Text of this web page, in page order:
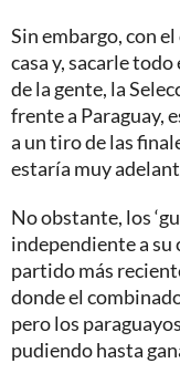
Sin embargo, con
casa y, sacarle
de la gente, la
frente a Paraguay,
a un tiro de las
estaría muy
No obstante, los
independiente a su
partido más
donde el
pero los
pudiendo hasta